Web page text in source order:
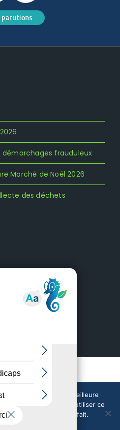
parutions
démarchages frauduleux
Marché de Noël 2026
des déchets
Mentions légales
pour vous garantir la meilleure
Si vous continuez à utiliser ce
que vous en êtes satisfait.